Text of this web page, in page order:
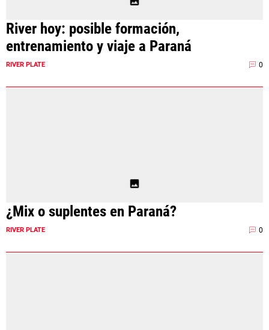
River hoy: posible formación,
entrenamiento y viaje a Paraná
RIVER PLATE 0
¿Mix o suplentes en Paraná?
RIVER PLATE 0